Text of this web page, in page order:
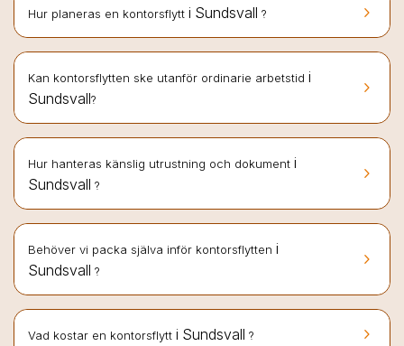
keyboard_arrow_right
Hur planeras en kontorsflytt i Sundsvall ?
keyboard_arrow_right
Kan kontorsflytten ske utanför ordinarie arbetstid i
Sundsvall?
keyboard_arrow_right
Hur hanteras känslig utrustning och dokument i
Sundsvall ?
keyboard_arrow_right
Behöver vi packa själva inför kontorsflytten i
Sundsvall ?
keyboard_arrow_right
Vad kostar en kontorsflytt i Sundsvall ?